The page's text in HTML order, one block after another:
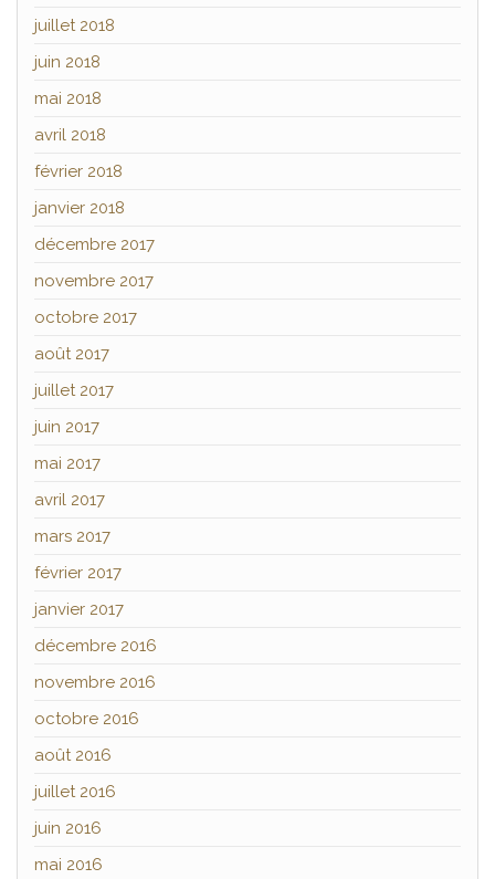
juillet 2018
juin 2018
mai 2018
avril 2018
février 2018
janvier 2018
décembre 2017
novembre 2017
octobre 2017
août 2017
juillet 2017
juin 2017
mai 2017
avril 2017
mars 2017
février 2017
janvier 2017
décembre 2016
novembre 2016
octobre 2016
août 2016
juillet 2016
juin 2016
mai 2016